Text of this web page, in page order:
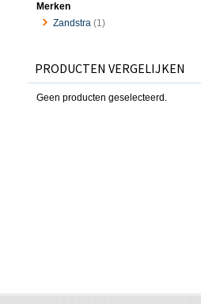
Merken
Zandstra (1)
PRODUCTEN VERGELIJKEN
Geen producten geselecteerd.